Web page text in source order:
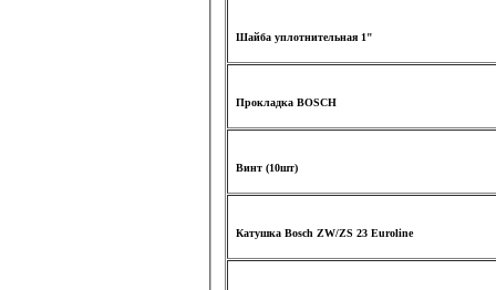
Шайба уплотнительная 1"
Прокладка BOSCH
Винт (10шт)
Катушка Bosch ZW/ZS 23 Euroline